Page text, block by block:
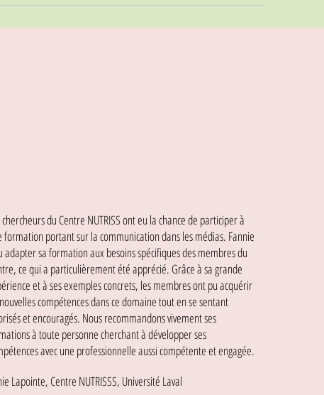
chercheurs du Centre NUTRISS ont eu la chance de participer à
formation portant sur la communication dans les médias. Fannie
adapter sa formation aux besoins spécifiques des membres du
ce qui a particulièrement été apprécié. Grâce à sa grande
et à ses exemples concrets, les membres ont pu acquérir
compétences dans ce domaine tout en se sentant
et encouragés. Nous recommandons vivement ses
à toute personne cherchant à développer ses
avec une professionnelle aussi compétente et engagée.
Lapointe, Centre NUTRISSS, Université Laval